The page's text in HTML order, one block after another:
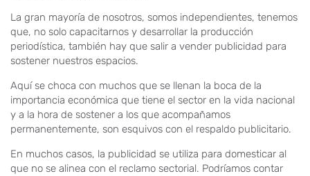
La gran mayoría de nosotros, somos independientes, tenemos
que, no solo capacitarnos y desarrollar la producción
periodística, también hay que salir a vender publicidad para
sostener nuestros espacios.
Aquí se choca con muchos que se llenan la boca de la
importancia económica que tiene el sector en la vida nacional
y a la hora de sostener a los que acompañamos
permanentemente, son esquivos con el respaldo publicitario.
En muchos casos, la publicidad se utiliza para domesticar al
que no se alinea con el reclamo sectorial. Podríamos contar